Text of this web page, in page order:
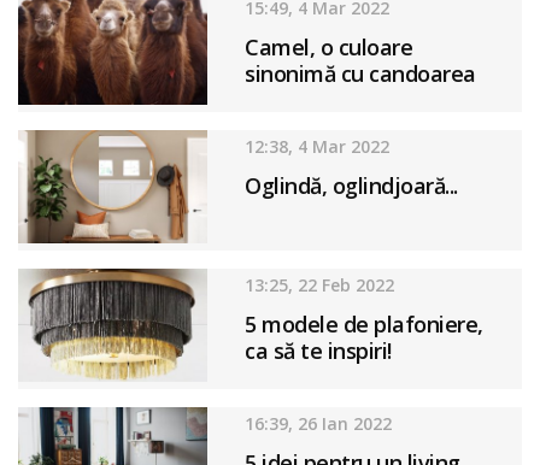
15:49, 4 Mar 2022
Camel, o culoare
sinonimă cu candoarea
12:38, 4 Mar 2022
Oglindă, oglindjoară...
13:25, 22 Feb 2022
5 modele de plafoniere,
ca să te inspiri!
16:39, 26 Ian 2022